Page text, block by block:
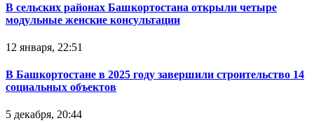
В сельских районах Башкортостана открыли четыре
модульные женские консультации
12 января, 22:51
В Башкортостане в 2025 году завершили строительство 14
социальных объектов
5 декабря, 20:44